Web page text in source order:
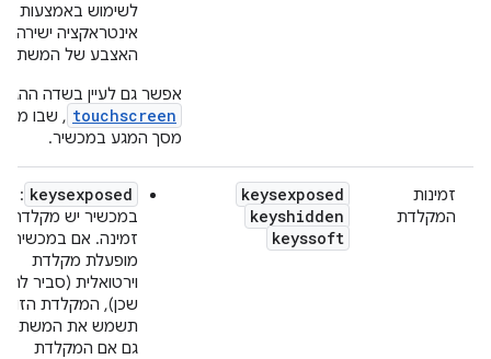
לשימוש באמצעות
אינטראקציה ישירה
האצבע של
אפשר גם לעיין בשדה
touchscreen , שבו
מסך המגע במכשיר.
זמינות
המקלדת
keysexposed
keyshidden
keyssoft
keysexposed
:
במכשיר יש מקלדת
זמינה. אם במכשיר
מופעלת מקלדת
וירטואלית (סביר
שכן), המקלדת הזו
תשמש את
גם אם המקלדת